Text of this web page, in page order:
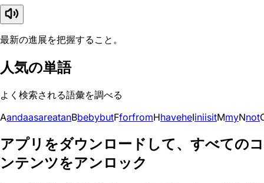
最新の進展を把握すること。
人気の単語
よく検索される語彙を調べる
AandaasareatanBbebybutFforfromHhaveheIiniisitMmyNnot
アプリをダウンロードして、すべてのコ
ンテンツをアンロック